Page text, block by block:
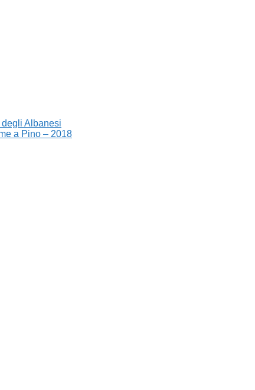
Albanesi
a Pino – 2018